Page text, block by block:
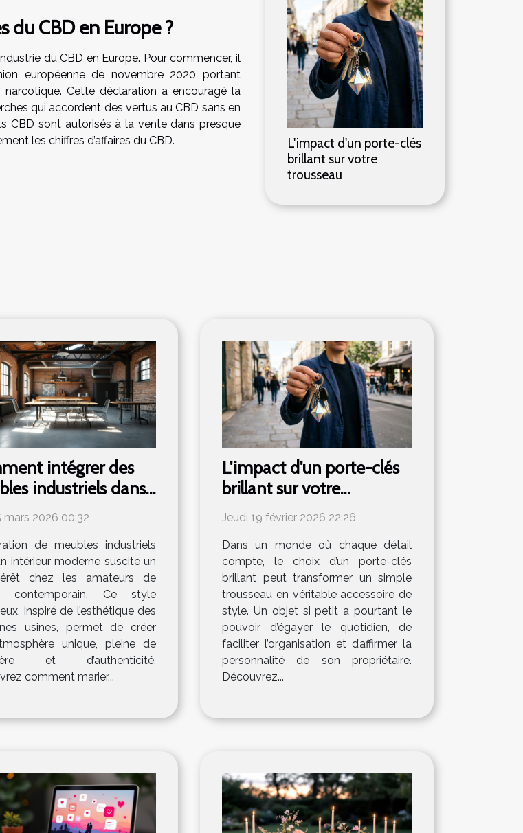
du CBD en Europe ?
du CBD en Europe. Pour commencer, il
européenne de novembre 2020 portant
Cette déclaration a encouragé la
qui accordent des vertus au CBD sans en
CBD sont autorisés à la vente dans presque
les chiffres d’affaires du CBD.
L'impact d'un porte-clés
brillant sur votre
trousseau
intégrer des
industriels dans
moderne ?
mars 2026 00:32
de meubles industriels
intérieur moderne suscite un
chez les amateurs de
contemporain. Ce style
inspiré de l’esthétique des
usines, permet de créer
unique, pleine de
et d’authenticité.
comment marier...
L'impact d'un porte-clés
brillant sur votre
trousseau
Jeudi 19 février 2026 22:26
Dans un monde où chaque détail
compte, le choix d’un porte-clés
brillant peut transformer un simple
trousseau en véritable accessoire de
style. Un objet si petit a pourtant le
pouvoir d’égayer le quotidien, de
faciliter l’organisation et d’affirmer la
personnalité de son propriétaire.
Découvrez...